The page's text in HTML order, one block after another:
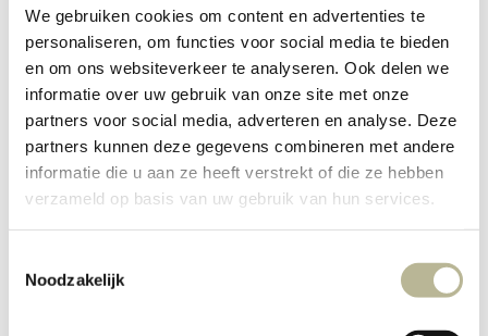
We gebruiken cookies om content en advertenties te
personaliseren, om functies voor social media te bieden
en om ons websiteverkeer te analyseren. Ook delen we
informatie over uw gebruik van onze site met onze
partners voor social media, adverteren en analyse. Deze
partners kunnen deze gegevens combineren met andere
informatie die u aan ze heeft verstrekt of die ze hebben
verzameld op basis van uw gebruik van hun services.
Noodzakelijk
showroom.
Play
Video
Rondleiding door onze showroom
Bel ons direct
+31 (0) 499 21 65 01